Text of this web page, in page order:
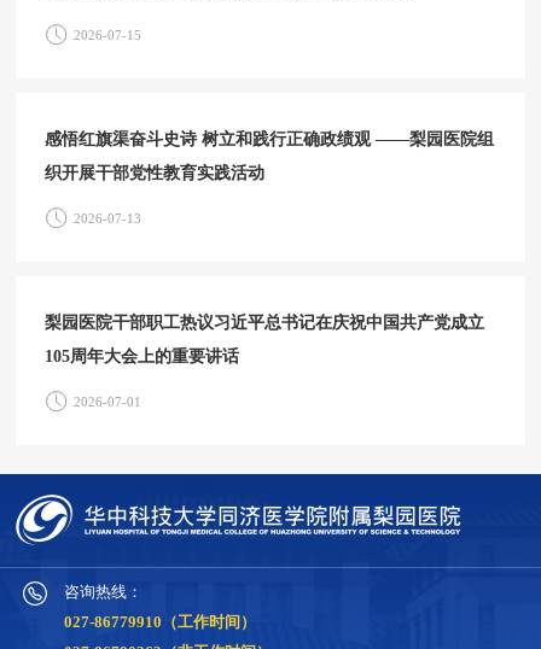
2026-07-15
感悟红旗渠奋斗史诗 树立和践行正确政绩观 ——梨园医院组
织开展干部党性教育实践活动
2026-07-13
梨园医院干部职工热议习近平总书记在庆祝中国共产党成立
105周年大会上的重要讲话
2026-07-01
咨询热线：
027-86779910（工作时间）